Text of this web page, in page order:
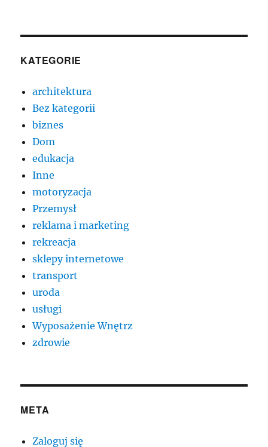
KATEGORIE
architektura
Bez kategorii
biznes
Dom
edukacja
Inne
motoryzacja
Przemysł
reklama i marketing
rekreacja
sklepy internetowe
transport
uroda
usługi
Wyposażenie Wnętrz
zdrowie
META
Zaloguj się